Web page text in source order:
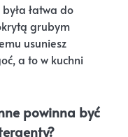
łatwa do
grubym
usuniesz
a to w kuchni
powinna być